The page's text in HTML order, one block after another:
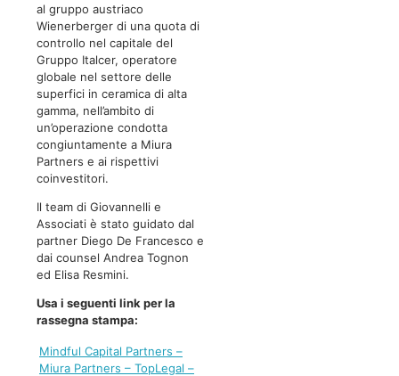
al gruppo austriaco
Wienerberger di una quota di
controllo nel capitale del
Gruppo Italcer, operatore
globale nel settore delle
superfici in ceramica di alta
gamma, nell’ambito di
un’operazione condotta
congiuntamente a Miura
Partners e ai rispettivi
coinvestitori.
Il team di Giovannelli e
Associati è stato guidato dal
partner Diego De Francesco e
dai counsel Andrea Tognon
ed Elisa Resmini.
Usa i seguenti link per la
rassegna stampa:
Mindful Capital Partners –
Miura Partners – TopLegal –